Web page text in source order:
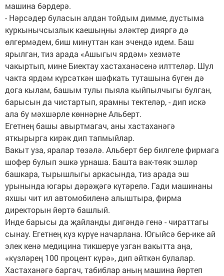
машина бәрдерә.
- Нәрсәдер буласын алдан тойдым димме, дустыма
куркынычсызлык каешыңны эләктер дияргә дә
өлгермәдем, биш минуттан кан эчендә идем. Баш
ярылган, тиз арада «Ашыгыч ярдәм» хезмәте
чакыртып, мине Биектау хастаханәсенә илттеләр. Шул
чакта ярдәм күрсәткән шәфкать туташына бүген дә
дога кылам, башым тулы пыяла кыйпылчыгы булган,
барысын да чистартып, ярамны тектеләр, - дип искә
ала бу мәхшәрле көннәрне Альберт.
Егетнең башы авыртмагач, аны хастаханәгә
яткырырга кирәк дип тапмыйлар.
Вакыт уза, яралар тө­зәлә. Альберт бер билгеле фирмага
шофер булып эшкә урнаша. Башта вак-төяк эшләр
башкара, тырышлыгы аркасында, тиз арада эш
урынында югары дәрәҗәгә күтәрелә. Гади машинаны
яхшы чит ил автомобиленә алыштыра, фирма
директорын йөртә башлый.
Инде барысы да җайланды дигәндә генә - чираттагы
сынау. Егетнең күз кү­рүе начарлана. Югыйсә бер-­ике ай
элек кенә медицина тикшерүе узган вакытта аңа,
«күзләрең 100 процент күрә», дип әйткән булалар.
Хастаханәгә баргач, табиб­лар аның машина йөртеп